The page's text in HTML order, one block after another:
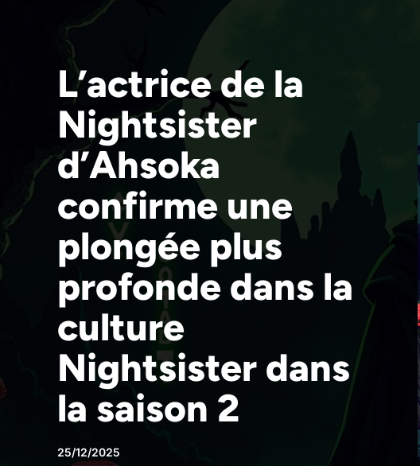
L’actrice de la
Nightsister
d’Ahsoka
confirme une
plongée plus
profonde dans la
culture
Nightsister dans
la saison 2
25/12/2025